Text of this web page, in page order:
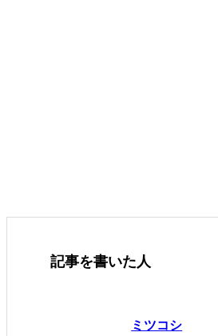
記事を書いた人
ミツコシ